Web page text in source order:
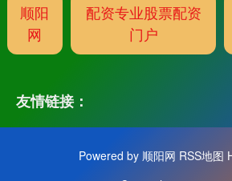
顺阳
网
配资专业股票配资
门户
友情链接：
Powered by 顺阳网 RSS地图